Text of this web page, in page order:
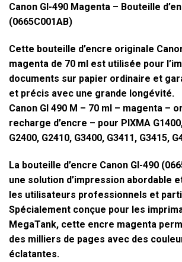
Canon GI-490 Magenta – Bouteille
(0665C001AB)
Cette bouteille d’encre originale
magenta de 70 ml est utilisée pour
documents sur papier ordinaire et
et précis avec une grande longévité.
Canon GI 490 M – 70 ml – magenta –
recharge d’encre – pour PIXMA
G2400, G2410, G3400, G3411, G3415,
La bouteille d’encre Canon GI-490
une solution d’impression abordable
les utilisateurs professionnels et
Spécialement conçue pour les
MegaTank, cette encre magenta
des milliers de pages avec des
éclatantes.